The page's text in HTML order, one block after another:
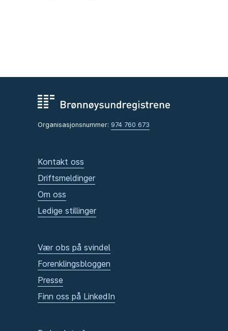
Organisasjonsnummer: 974 760 673
Kontakt oss
Driftsmeldinger
Om oss
Ledige stillinger
Vær obs på svindel
Forenklingsbloggen
Presse
Finn oss på LinkedIn